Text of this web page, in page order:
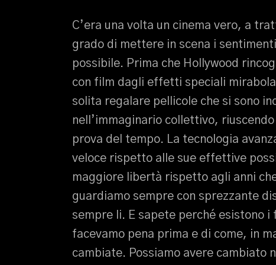
C’era una volta un cinema vero, a
grado di mettere in scena i
possibile. Prima che Hollywood
con film dagli effetti speciali
solita regalare pellicole che si sono
nell’immaginario collettivo,
prova del tempo. La tecnologia
veloce rispetto alle sue effettive
maggiore libertà rispetto agli anni
guardiamo sempre con sprezzante
sempre li. E sapete perché esistono
facevamo pena prima e di come, in
cambiate. Possiamo avere cambiato